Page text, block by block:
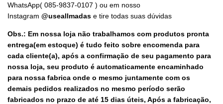
WhatsApp( 085-9837-0107 ) ou em nosso
Instagram @useallmadas e tire todas suas dúvidas
Obs.: Em nossa loja não trabalhamos com produtos pronta
entrega(em estoque) é tudo feito sobre encomenda para
cada cliente(a), após a confirmação de seu pagamento para
nossa loja, seu produto é automaticamente encaminhado
para nossa fabrica onde o mesmo juntamente com os
demais pedidos realizados no mesmo período serão
fabricados no prazo de até 15 dias úteis, Após a fabricação,